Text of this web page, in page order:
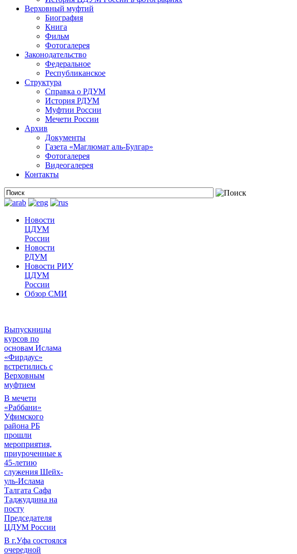
Верховный муфтий
Биография
Книга
Фильм
Фотогалерея
Законодательство
Федеральное
Республиканское
Структура
Справка о РДУМ
История РДУМ
Муфтии России
Мечети России
Архив
Документы
Газета «Маглюмат аль-Булгар»
Фотогалерея
Видеогалерея
Контакты
Новости
ЦДУМ
России
Новости
РДУМ
Новости РИУ
ЦДУМ
России
Обзор СМИ
Выпускницы
курсов по
основам Ислама
«Фирдаус»
встретились с
Верховным
муфтием
В мечети
«Раббани»
Уфимского
района РБ
прошли
мероприятия,
приуроченные к
45-летию
служения Шейх-
уль-Ислама
Талгата Сафа
Таджуддина на
посту
Председателя
ЦДУМ России
В г.Уфа состоялся
очередной